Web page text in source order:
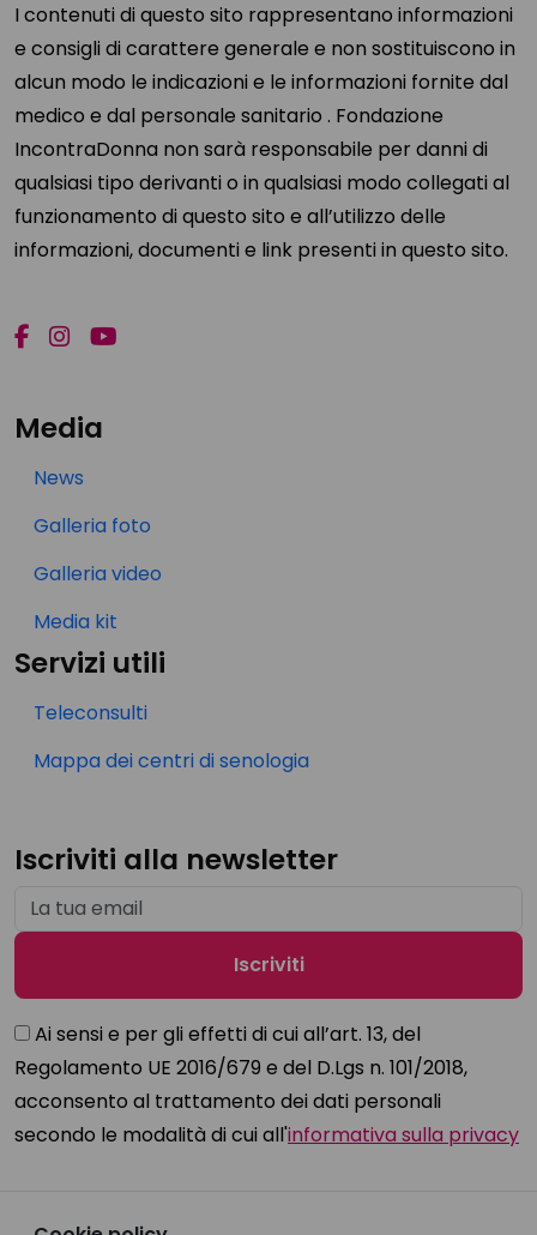
I contenuti di questo sito rappresentano informazioni
e consigli di carattere generale e non sostituiscono in
alcun modo le indicazioni e le informazioni fornite dal
medico e dal personale sanitario . Fondazione
IncontraDonna non sarà responsabile per danni di
qualsiasi tipo derivanti o in qualsiasi modo collegati al
funzionamento di questo sito e all’utilizzo delle
informazioni, documenti e link presenti in questo sito.
Media
News
Galleria foto
Galleria video
Media kit
Servizi utili
Teleconsulti
Mappa dei centri di senologia
Iscriviti alla newsletter
Ai sensi e per gli effetti di cui all’art. 13, del
Regolamento UE 2016/679 e del D.Lgs n. 101/2018,
acconsento al trattamento dei dati personali
secondo le modalità di cui all'informativa sulla privacy